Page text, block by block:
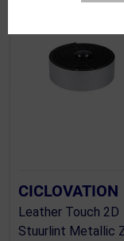
CICLOVATION
Leather Touch 2D
Stuurlint Metallic